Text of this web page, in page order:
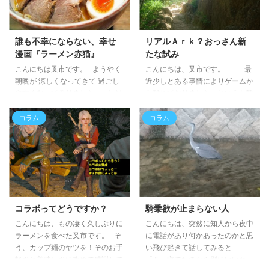
誰も不幸にならない、幸せ
漫画『ラーメン赤猫』
こんにちは叉市です。 ようやく
朝晩が 涼しくなってきて 過ごし
すいので 皆さまどうか、ご自愛
ください。 そんな涼しくなって
きた時に ちょっと味わいたい そ
んな逸品をご紹介するお話。
ラーメンが食べたくなる？幸せな
漫画 まぁ、最近の漫画は バトル
もの・鬱描写もの 異世界転生も
て、 一時流行った、 日常もの ...
リアルＡｒｋ？おっさん新
たな試み
こんにちは、叉市です。 最
近少しとある事情によりゲームか
も記事にするほどの事はないくら
い…。じゃぁ何やっているんだ
よ！？というお話。 ウォー
キングが進化してハイキング？
日課というか身体壊してからの習
慣でウォーキングをしていたので
すが、少し負荷を高めるためにい
平坦な道のコースだったと
ころを坂道・階段・歩道橋等を歩
くようにしておりました。
そうしていると自然と足が起伏の
コラム
コラボってどうですか？
こんにちは、もの凄く久しぶりに
ラーメンを食べた叉市です。 そ
う、カップ麺のヤツを！そのお手
コラム
騎乗欲が止まらない人
こんにちは、突然に知人から夜中
に電話があり何かあったのかと思
い飛び起きて話してみると
「あ、寝てたのなら別にいいわ」